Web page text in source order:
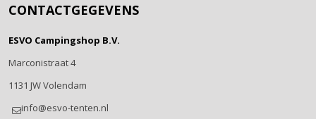
CONTACTGEGEVENS
ESVO Campingshop B.V.
Marconistraat 4
1131 JW Volendam
info@esvo-tenten.nl